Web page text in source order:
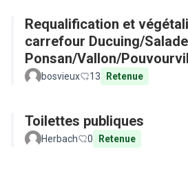
Requalification et
carrefour Ducuing/Salade
Ponsan/Vallon/
bosvieux 13 Retenue
Toilettes publiques
Herbach 0 Retenue